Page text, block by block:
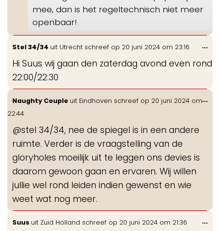
mee, dan is het regeltechnisch niet meer
openbaar!
Stel 34/34 uit Utrecht schreef op 20 juni 2024 om 23:16
Hi Suus wij gaan den zaterdag avond even rond
22:00/22:30
...
Naughty Couple uit Eindhoven schreef op 20 juni 2024 om
22:44
@stel 34/34, nee de spiegel is in een andere
ruimte. Verder is de vraagstelling van de
gloryholes moeilijk uit te leggen ons devies is
daarom gewoon gaan en ervaren. Wij willen
jullie wel rond leiden indien gewenst en wie
weet wat nog meer.
...
Suus uit Zuid Holland schreef op 20 juni 2024 om 21:36 ...